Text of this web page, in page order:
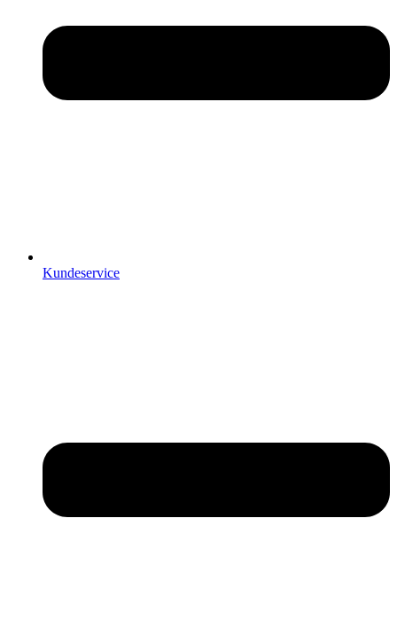
Kundeservice